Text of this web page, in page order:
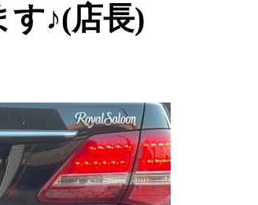
す♪(店長)